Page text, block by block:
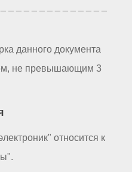
_ _ _ _ _ _ _ _ _ _ _ _ _
данного документа
не превышающим 3
относится к